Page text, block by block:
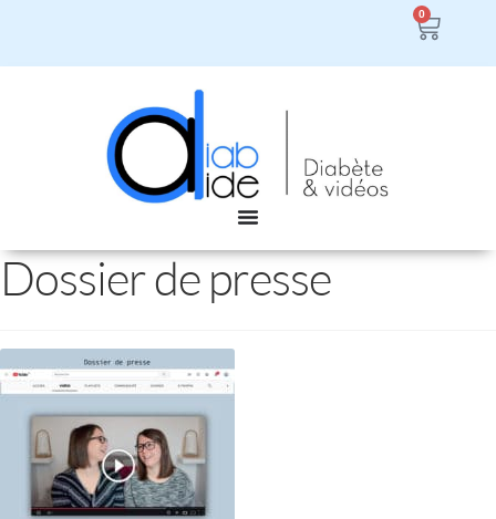
0
Dossier de presse